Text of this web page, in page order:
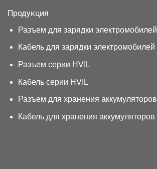
Продукция
Разъем для зарядки электромобилей
Кабель для зарядки электромобилей
Разъем серии HVIL
Кабель серии HVIL
Разъем для хранения аккумуляторов
Кабель для хранения аккумуляторов